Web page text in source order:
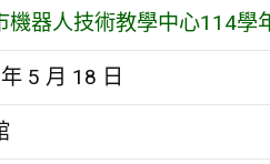
機器人技術教學中心114學
5 月 18 日